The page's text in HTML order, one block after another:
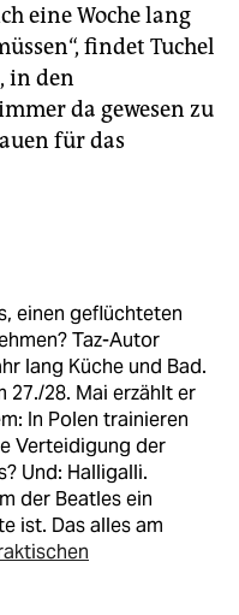
eine Woche lang
findet Tuchel
in den
da gewesen zu
für das
einen geflüchteten
Taz-Autor
lang Küche und Bad.
27./28. Mai erzählt er
In Polen trainieren
Verteidigung der
Und: Halligalli.
der Beatles ein
ist. Das alles am